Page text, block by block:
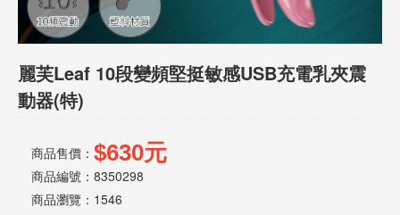
說
明
麗芙Leaf 10段變頻堅挺敏感USB充電乳夾震
動器(特)
商品售價： $630元
商品編號：8350298
商品瀏覽： 1546